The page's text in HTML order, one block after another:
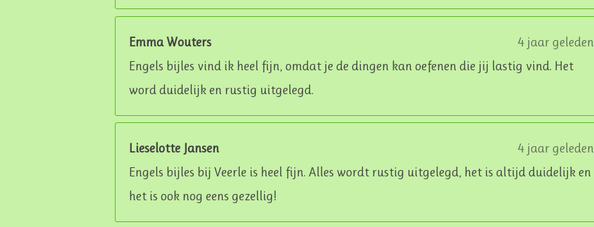
Emma Wouters
4 jaar geleden
Engels bijles vind ik heel fijn, omdat je de dingen kan oefenen die jij lastig vind. Het
word duidelijk en rustig uitgelegd.
Lieselotte Jansen
4 jaar geleden
Engels bijles bij Veerle is heel fijn. Alles wordt rustig uitgelegd, het is altijd duidelijk en
het is ook nog eens gezellig!